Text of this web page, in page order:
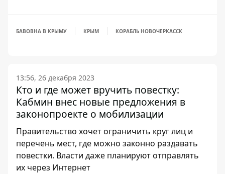
БАВОВНА В КРЫМУ КРЫМ КОРАБЛЬ НОВОЧЕРКАССК
13:56, 26 декабря 2023
Кто и где может вручить повестку:
Кабмин внес новые предложения в
законопроекте о мобилизации
Правительство хочет ограничить круг лиц и
перечень мест, где можно законно раздавать
повестки. Власти даже планируют отправлять
их через Интернет